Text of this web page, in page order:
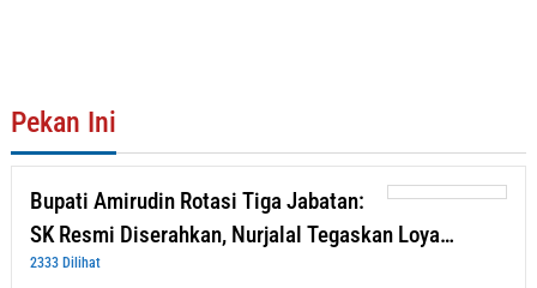
Pekan Ini
Bupati Amirudin Rotasi Tiga Jabatan:
SK Resmi Diserahkan, Nurjalal Tegaskan Loya…
2333 Dilihat